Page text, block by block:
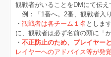
観戦者がいることをDMにて伝え
例：「1番へ。2番、観戦者入り
・ 観戦者は各チーム１名 としま
に、観戦者は必ず名前の頭に「
・ 不正防止のため、プレイヤー
レイヤーへのアドバイス等が発